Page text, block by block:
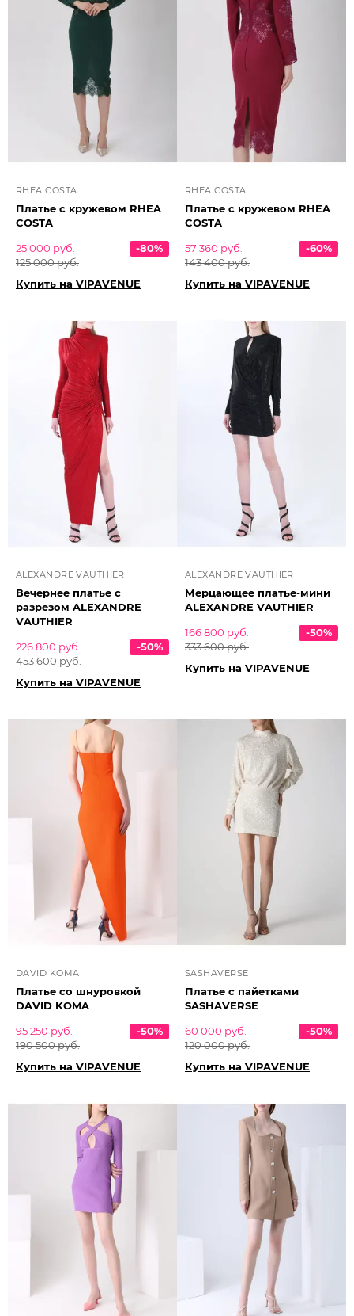
RHEA COSTA
Платье с кружевом RHEA
COSTA
25 000 руб.
125 000 руб.
-80%
Купить на VIPAVENUE
RHEA COSTA
Платье с кружевом RHEA
COSTA
57 360 руб.
143 400 руб.
-60%
Купить на VIPAVENUE
ALEXANDRE VAUTHIER
Вечернее платье с
разрезом ALEXANDRE
VAUTHIER
226 800 руб.
453 600 руб.
-50%
Купить на VIPAVENUE
ALEXANDRE VAUTHIER
Мерцающее платье-мини
ALEXANDRE VAUTHIER
166 800 руб.
333 600 руб.
-50%
Купить на VIPAVENUE
DAVID KOMA
Платье со шнуровкой
DAVID KOMA
95 250 руб.
190 500 руб.
-50%
Купить на VIPAVENUE
SASHAVERSE
Платье с пайетками
SASHAVERSE
60 000 руб.
120 000 руб.
-50%
Купить на VIPAVENUE